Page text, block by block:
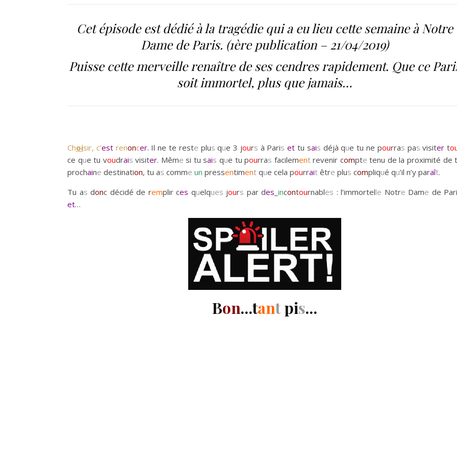
Cet épisode est dédié à la tragédie qui a eu lieu cette semaine à Notre
Dame de Paris. (1ère publication – 21/04/2019)
Puisse cette merveille renaître de ses cendres rapidement. Que ce
soit immortel, plus que jamais…
Choisir, c’estrenoncer. Il ne te reste plus que 3 jours à Paris et tu sais déjà que tu ne pourras pas visiter t
ce que tu voudrais visiter. Même si tu sais que tu pourras facilementrevenir compte tenu de la proximité de
prochaine destination, tu as comme un pressentiment que cela pourrait être plus compliqué qu’il n’y paraît.
Tu as donc décidé de remplir ces quelques jours par des incontournables : l’immortelle Notre Dame de Pari
et…
Bon…tantpis…